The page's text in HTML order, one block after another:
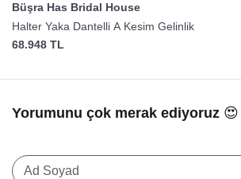
Büşra Has Bridal House
Halter Yaka Dantelli A Kesim Gelinlik
68.948 TL
Yorumunu çok merak ediyoruz 😍
Ad Soyad